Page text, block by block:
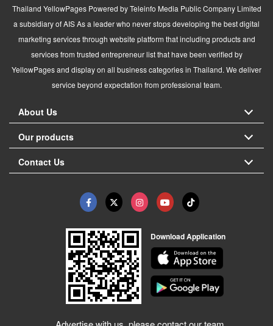
Thailand YellowPages Powered by Teleinfo Media Public Company Limited
a subsidiary of AIS As a leader who never stops developing the best digital
marketing services through website platform that including products and
services from trusted entrepreneur list that have been verified by
YellowPages and display on all business categories in Thailand. We deliver
service beyond expectation from professional team.
About Us
Our products
Contact Us
Download Application